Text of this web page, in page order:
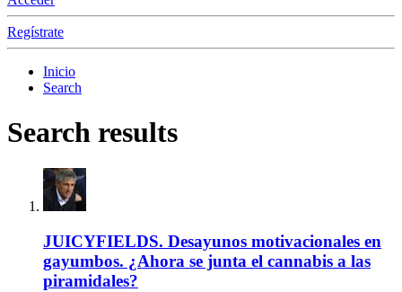
Regístrate
Inicio
Search
Search results
JUICYFIELDS. Desayunos motivacionales en
gayumbos. ¿Ahora se junta el cannabis a las
piramidales?